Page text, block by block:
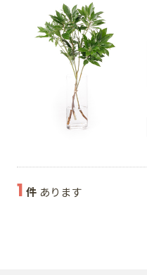
1 件 あります